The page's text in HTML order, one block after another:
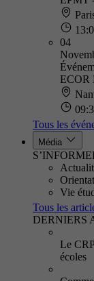
04
ECOR
Tous les
Média
Vie
Tous les
DERNIERS
Le
écoles